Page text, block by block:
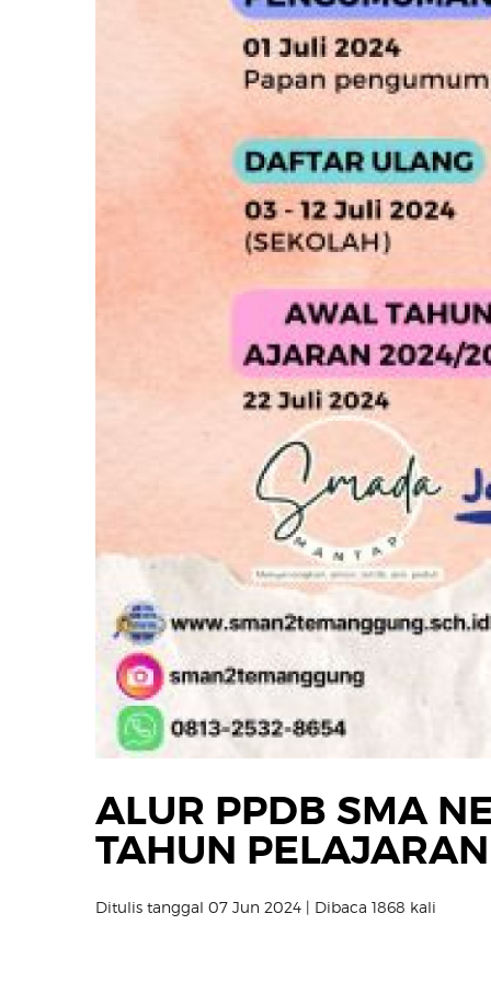
ALUR PPDB SMA
TAHUN
Ditulis tanggal 07 Jun 2024 | Dibaca 1868 kali